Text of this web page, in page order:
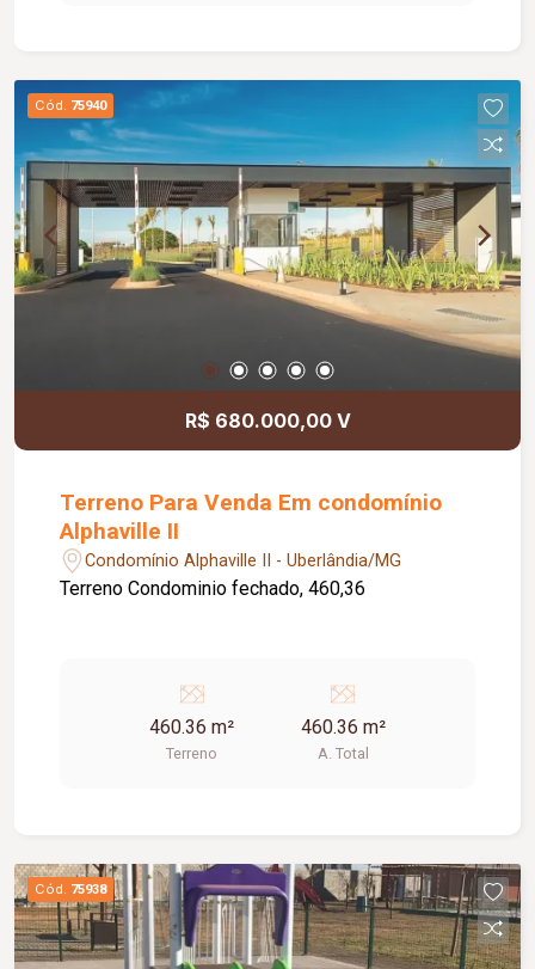
Espaço Zen
Cód. 75940
R$ 680.000,00 V
Terreno Para Venda Em condomínio
Alphaville II
Condomínio Alphaville II - Uberlândia/MG
Terreno Condominio fechado, 460,36
460.36 m²
Terreno
460.36 m²
A. Total
Cód. 75938